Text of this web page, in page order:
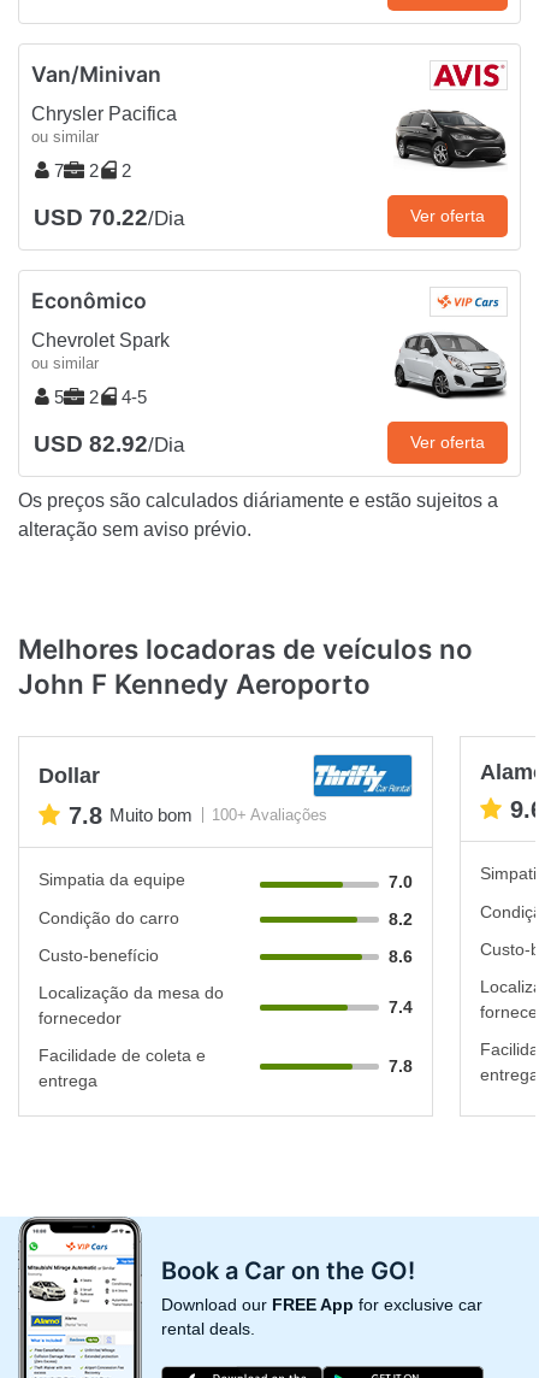
Van/Minivan
Chrysler Pacifica
ou similar
7 2 2
USD 70.22/Dia Ver oferta
Econômico
Chevrolet Spark
ou similar
5 2 4-5
USD 82.92/Dia Ver oferta
Os preços são calculados diáriamente e estão sujeitos a
alteração sem aviso prévio.
Melhores locadoras de veículos no
John F Kennedy Aeroporto
Dollar
7.8 Muito bom 100+ Avaliações
Simpatia da equipe
7.0
Condição do carro
8.2
Custo-benefício
8.6
Localização da mesa do
fornecedor
7.4
Facilidade de coleta e
entrega
7.8
Custo-
entrega
Book a Car on the GO!
Download our FREE App for exclusive car
rental deals.